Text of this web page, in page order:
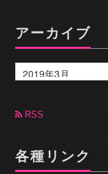
アーカイブ
ー
カ
ブ RSS
各種リンク